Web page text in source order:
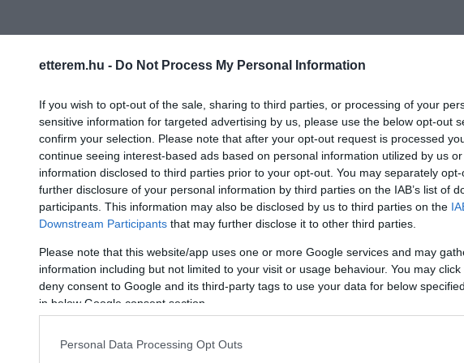
etterem.hu - Do Not Process My Personal Information
If you wish to opt-out of the sale, sharing to third parties, or processing of your
sensitive information for targeted advertising by us, please use the below opt-out
confirm your selection. Please note that after your opt-out request is processed
continue seeing interest-based ads based on personal information utilized by us
information disclosed to third parties prior to your opt-out. You may separately
further disclosure of your personal information by third parties on the IAB’s list of
participants. This information may also be disclosed by us to third parties on the
Downstream Participants that may further disclose it to other third parties.
Please note that this website/app uses one or more Google services and may
information including but not limited to your visit or usage behaviour. You may
deny consent to Google and its third-party tags to use your data for below
in below Google consent section.
Personal Data Processing Opt Outs
Ma: 00:00 - 24:00 Nyitva Mutass többet
Nemzetközi,Magyaros
Melegétel, Terasz, Parkoló